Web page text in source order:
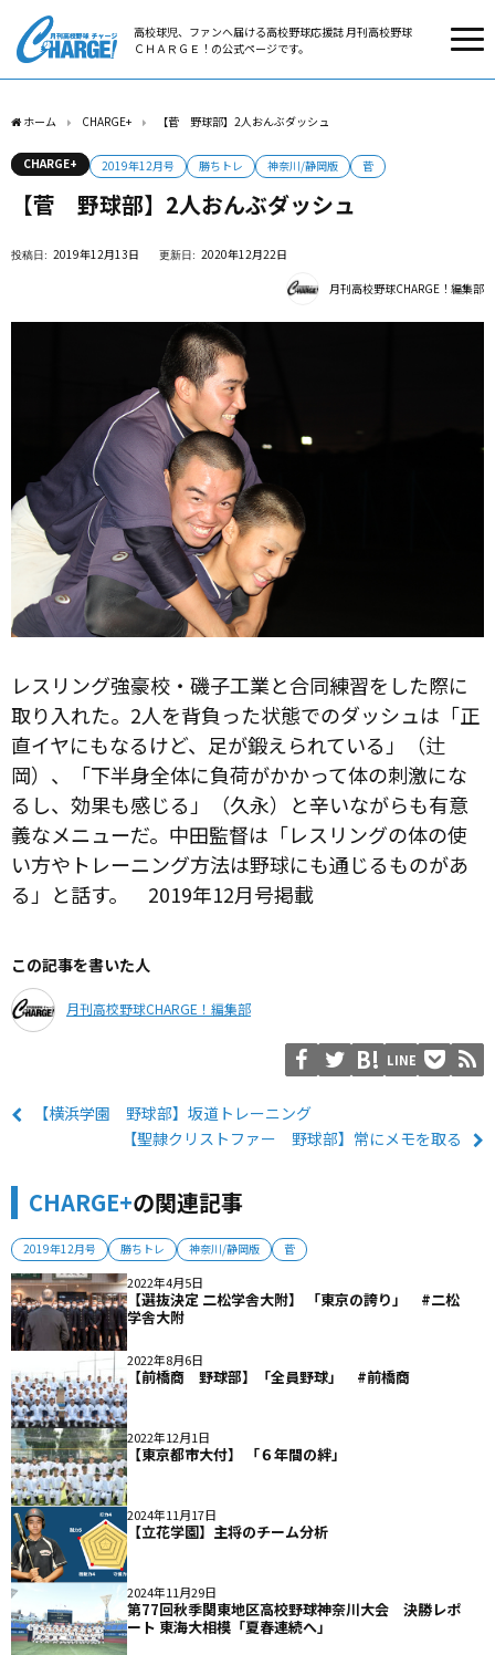
高校球児、ファンへ届ける高校野球応援誌 月刊高校野球
ＣＨＡＲＧＥ！の公式ページです。
ホーム CHARGE+ 【菅 野球部】2人おんぶダッシュ
CHARGE+ 2019年12月号 勝ちトレ 神奈川/静岡版 菅
【菅 野球部】2人おんぶダッシュ
2019年12月13日 2020年12月22日
月刊高校野球CHARGE！編集部
レスリング強豪校・磯子工業と合同練習をした際に
取り入れた。2人を背負った状態でのダッシュは「正
直イヤにもなるけど、足が鍛えられている」（辻
岡）、「下半身全体に負荷がかかって体の刺激にな
るし、効果も感じる」（久永）と辛いながらも有意
義なメニューだ。中田監督は「レスリングの体の使
い方やトレーニング方法は野球にも通じるものがあ
る」と話す。 2019年12月号掲載
この記事を書いた人
月刊高校野球CHARGE！編集部
LINE
【横浜学園 野球部】坂道トレーニング
【聖隷クリストファー 野球部】常にメモを取る
CHARGE+の関連記事
2019年12月号 勝ちトレ 神奈川/静岡版 菅
2022年4月5日
【選抜決定 二松学舎大附】 「東京の誇り」 #二松
学舎大附
2022年8月6日
【前橋商 野球部】「全員野球」 #前橋商
2022年12月1日
【東京都市大付】 「６年間の絆」
2024年11月17日
【立花学園】主将のチーム分析
2024年11月29日
第77回秋季関東地区高校野球神奈川大会 決勝レポ
ート 東海大相模「夏春連続へ」